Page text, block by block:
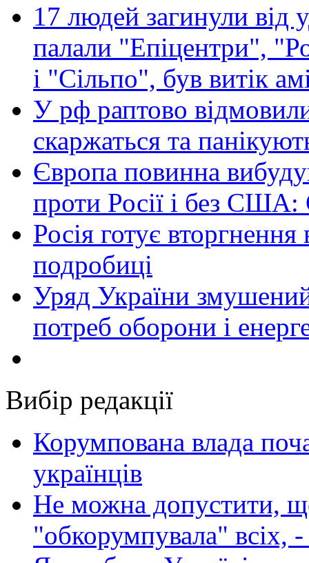
17 людей загинули від
палали "Епіцентри",
і "Сільпо", був витік
У рф раптово
скаржаться та
Європа повинна
проти Росії і без США:
Росія готує вторгнення
подробиці
Уряд України
потреб оборони і
Вибір редакції
Корумпована влада
українців
Не можна допустити,
"обкорумпувала" всіх,